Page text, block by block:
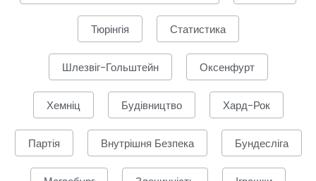
Тюрінгія Статистика
Шлезвіг-Гольштейн Оксенфурт
Хемніц Будівництво Хард-Рок
Партія Внутрішня Безпека Бундесліга